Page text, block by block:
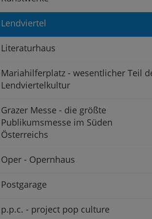
Lendviertel
Literaturhaus
Mariahilferplatz - wesentlicher Teil
Lendviertelkultur
Grazer Messe - die größte
Publikumsmesse im Süden
Österreichs
Oper - Opernhaus
Postgarage
p.p.c. - project pop culture